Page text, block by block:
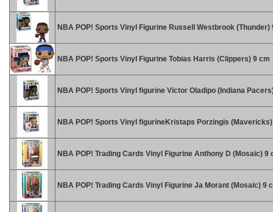
NBA POP! Sports Vinyl Figurine Russell Westbrook (Thunder)
NBA POP! Sports Vinyl Figurine Tobias Harris (Clippers) 9 cm
NBA POP! Sports Vinyl figurine Victor Oladipo (Indiana
NBA POP! Sports Vinyl figurineKristaps Porzingis
NBA POP! Trading Cards Vinyl Figurine Anthony D (Mosaic) 9
NBA POP! Trading Cards Vinyl Figurine Ja Morant (Mosaic) 9